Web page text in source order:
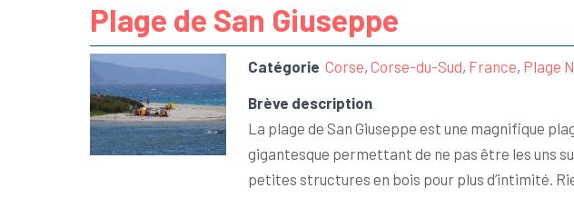
Plage de San Giuseppe
Catégorie Corse, Corse-du-Sud, France, Plage
Brève description
La plage de San Giuseppe est une magnifique
gigantesque permettant de ne pas être les uns
petites structures en bois pour plus d’intimité.